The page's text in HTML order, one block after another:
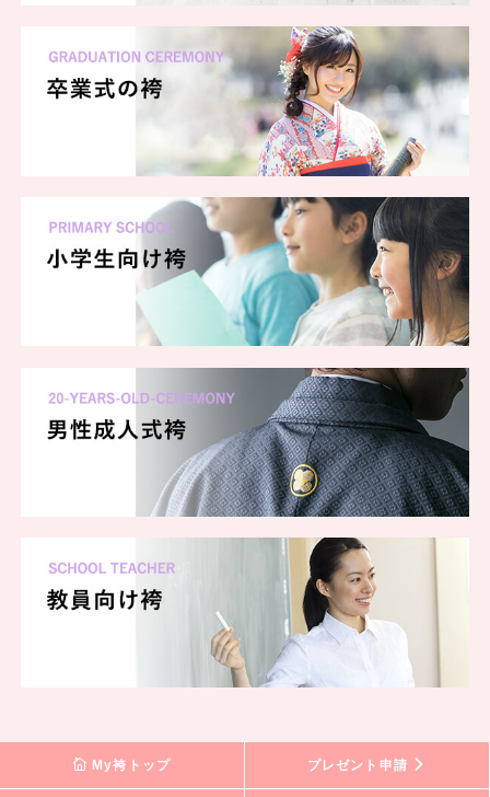
My袴トップ プレゼント申請